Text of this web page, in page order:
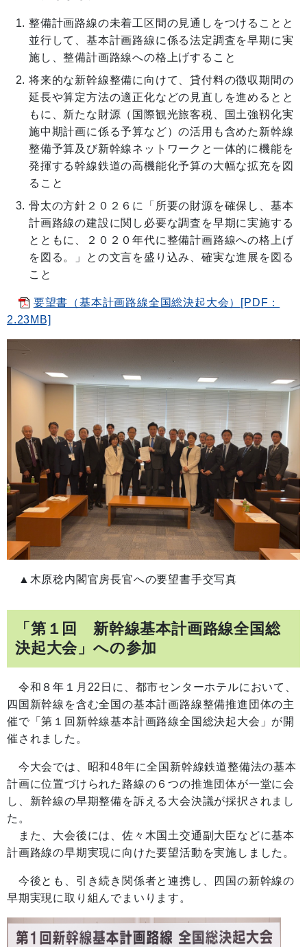
整備計画路線の未着工区間の見通しをつけることと
並行して、基本計画路線に係る法定調査を早期に実
施し、整備計画路線への格上げすること
将来的な新幹線整備に向けて、貸付料の徴収期間の
延長や算定方法の適正化などの見直しを進めるとと
もに、新たな財源（国際観光旅客税、国土強靱化実
施中期計画に係る予算など）の活用も含めた新幹線
整備予算及び新幹線ネットワークと一体的に機能を
発揮する幹線鉄道の高機能化予算の大幅な拡充を図
ること
骨太の方針２０２６に「所要の財源を確保し、基本
計画路線の建設に関し必要な調査を早期に実施する
とともに、２０２０年代に整備計画路線への格上げ
を図る。」との文言を盛り込み、確実な進展を図る
こと
要望書（基本計画路線全国総決起大会）[PDF：
2.23MB]
▲木原稔内閣官房長官への要望書手交写真
「第１回 新幹線基本計画路線全国総
決起大会」への参加
令和８年１月22日に、都市センターホテルにおいて、
四国新幹線を含む全国の基本計画路線整備推進団体の主
催で「第１回新幹線基本計画路線全国総決起大会」が開
催されました。
今大会では、昭和48年に全国新幹線鉄道整備法の基本
計画に位置づけられた路線の６つの推進団体が一堂に会
し、新幹線の早期整備を訴える大会決議が採択されまし
た。
また、大会後には、佐々木国土交通副大臣などに基本
計画路線の早期実現に向けた要望活動を実施しました。
今後とも、引き続き関係者と連携し、四国の新幹線の
早期実現に取り組んでまいります。